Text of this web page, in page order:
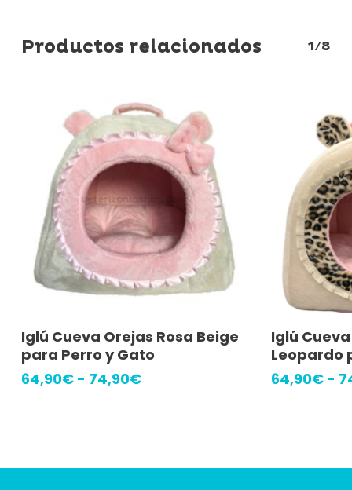
Productos relacionados 1/8
Seleccionar Opciones
producto
tiene
opciones
Iglú Cueva Orejas Rosa Beige
para Perro y Gato
64,90€ - 74,90€Rango
hasta
producto
tiene
opciones
Iglú
Leopardo
64,90€ -